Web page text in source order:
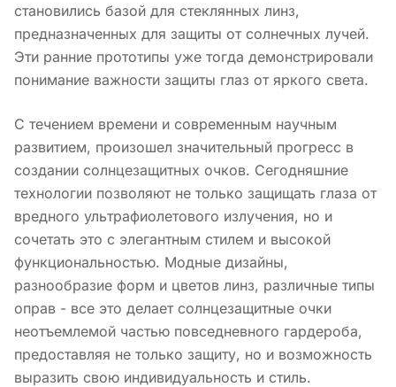
становились базой для стеклянных линз,
предназначенных для защиты от солнечных лучей.
Эти ранние прототипы уже тогда демонстрировали
понимание важности защиты глаз от яркого света.
С течением времени и современным научным
развитием, произошел значительный прогресс в
создании солнцезащитных очков. Сегодняшние
технологии позволяют не только защищать глаза от
вредного ультрафиолетового излучения, но и
сочетать это с элегантным стилем и высокой
функциональностью. Модные дизайны,
разнообразие форм и цветов линз, различные типы
оправ - все это делает солнцезащитные очки
неотъемлемой частью повседневного гардероба,
предоставляя не только защиту, но и возможность
выразить свою индивидуальность и стиль.